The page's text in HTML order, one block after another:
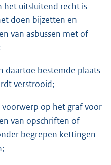
het uitsluitend recht is
doen bijzetten en
van asbussen met of
daartoe bestemde plaats
verstrooid;
op het graf voor
van opschriften of
begrepen kettingen